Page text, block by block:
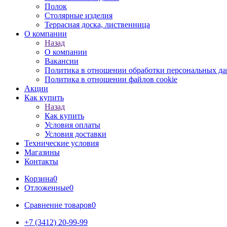
Полок
Столярные изделия
Террасная доска, лиственница
О компании
Назад
О компании
Вакансии
Политика в отношении обработки персональных
Политика в отношении файлов cookie
Акции
Как купить
Назад
Как купить
Условия оплаты
Условия доставки
Технические условия
Магазины
Контакты
Корзина0
Отложенные0
Сравнение товаров0
+7 (3412) 20-99-99